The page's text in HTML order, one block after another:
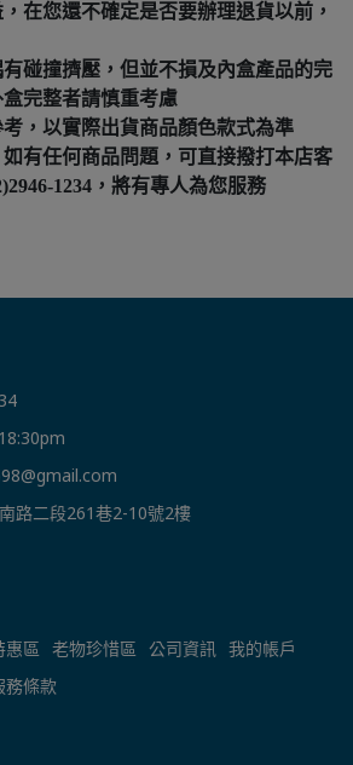
在您還不確定是否要辦理退貨以前，
碰撞擠壓，但並不損及內盒產品的完
完整者請慎重考慮
，以實際出貨商品顏色款式為準
有任何商品問題，可直接撥打本店客
1234，將有專人為您服務
路二段261巷2-10號2樓
惠區 老物珍惜區 公司資訊 我的帳戶
務條款